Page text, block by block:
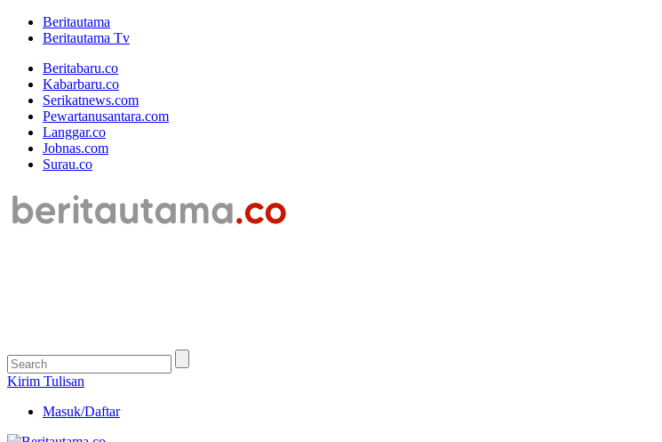
Beritautama
Beritautama Tv
Beritabaru.co
Kabarbaru.co
Serikatnews.com
Pewartanusantara.com
Langgar.co
Jobnas.com
Surau.co
Kirim Tulisan
Masuk/Daftar